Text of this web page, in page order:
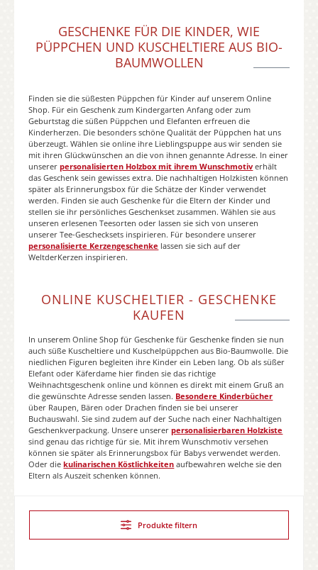
GESCHENKE FÜR DIE KINDER, WIE
PÜPPCHEN UND KUSCHELTIERE AUS BIO-
BAUMWOLLEN
Finden sie die süßesten Püppchen für Kinder auf unserem Online
Shop. Für ein Geschenk zum Kindergarten Anfang oder zum
Geburtstag die süßen Püppchen und Elefanten erfreuen die
Kinderherzen. Die besonders schöne Qualität der Püppchen hat uns
überzeugt. Wählen sie online ihre Lieblingspuppe aus wir senden sie
mit ihren Glückwünschen an die von ihnen genannte Adresse. In einer
unsererpersonalisierten Holzbox mit ihrem Wunschmotiv erhält
das Geschenk sein gewisses extra. Die nachhaltigen Holzkisten können
später als Erinnerungsbox für die Schätze der Kinder verwendet
werden. Finden sie auch Geschenke für die Eltern der Kinder und
stellen sie ihr persönliches Geschenkset zusammen. Wählen sie aus
unseren erlesenen Teesorten oder lassen sie sich von unseren
unserer Tee-Geschecksets inspirieren. Für besondere unserer
personalisierte Kerzengeschenke lassen sie sich auf der
WeltderKerzen inspirieren.
ONLINE KUSCHELTIER - GESCHENKE
KAUFEN
In unserem Online Shop für Geschenke für Geschenke finden sie nun
auch süße Kuscheltiere und Kuschelpüppchen aus Bio-Baumwolle. Die
niedlichen Figuren begleiten ihre Kinder ein Leben lang. Ob als süßer
Elefant oder Käferdame hier finden sie das richtige
Weihnachtsgeschenk online und können es direkt mit einem Gruß an
die gewünschte Adresse senden lassen. Besondere Kinderbücher
über Raupen, Bären oder Drachen finden sie bei unserer
Buchauswahl. Sie sind zudem auf der Suche nach einer Nachhaltigen
Geschenkverpackung. Unsere unsererpersonalisierbaren Holzkiste
sind genau das richtige für sie. Mit ihrem Wunschmotiv versehen
können sie später als Erinnerungsbox für Babys verwendet werden.
Oder diekulinarischen Köstlichkeiten aufbewahren welche sie den
Eltern als Auszeit schenken können.
Produkte filtern